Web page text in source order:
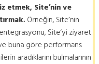
etmek, Site’nin ve
Örneğin, Site’nin
entegrasyonu, Site’yi ziyaret
buna göre performans
aradıklarını bulmalarının